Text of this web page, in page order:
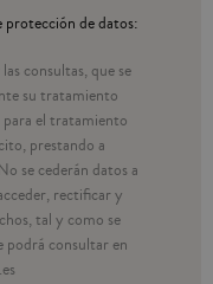
de datos:
consultas, que se
su tratamiento
para el tratamiento
prestando a
se cederán datos a
rectificar y
tal y como se
podrá consultar en